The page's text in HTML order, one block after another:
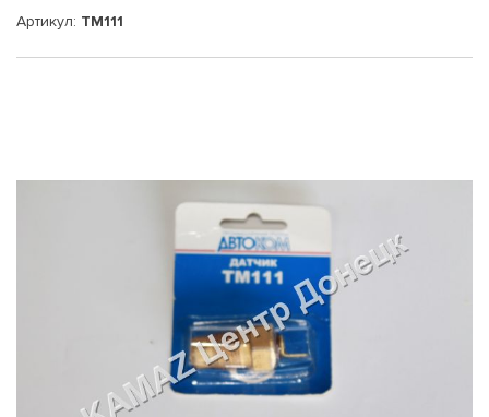
Артикул: ТМ111